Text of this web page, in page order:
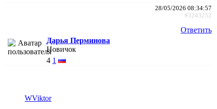
28/05/2026 08:34:57
#3243252
Ответить
Дарья Перминова
Новичок
4 1
WViktor